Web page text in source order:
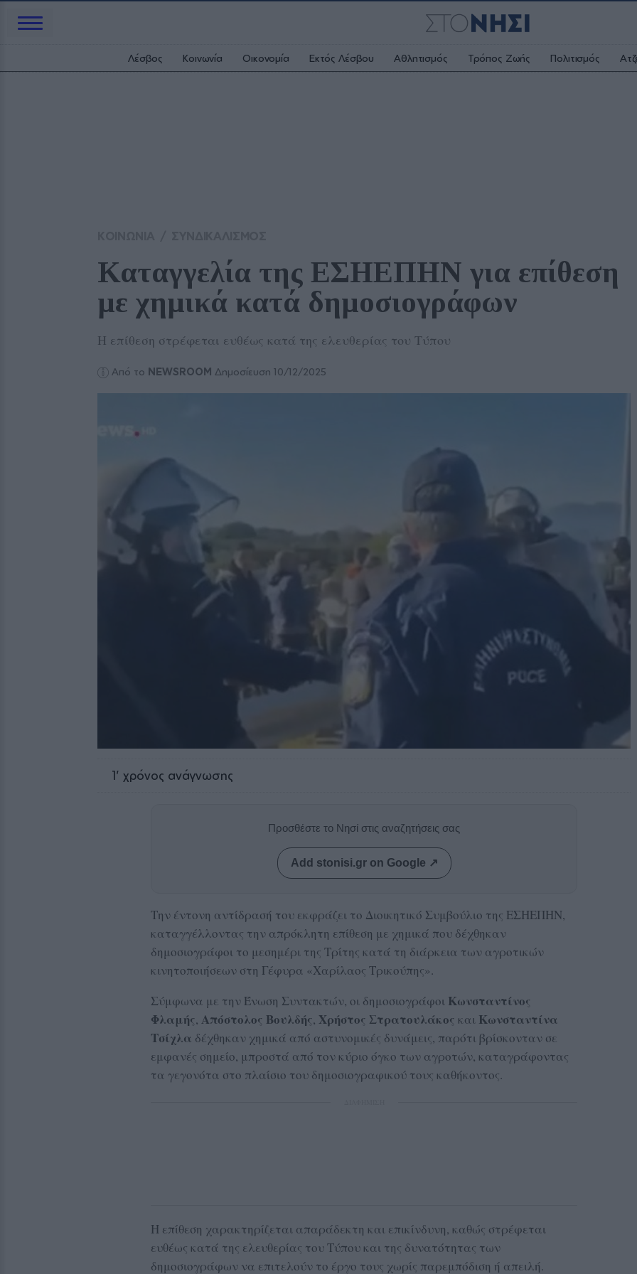
Λέσβος Κοινωνία Οικονομία Εκτός Λέσβου Αθλητισμός Τρόπος Ζωής Πολιτισμός
Καταγγελία της ΕΣΗΕΠΗΝ για επίθεση
με χημικά κατά δημοσιογράφων
Η επίθεση στρέφεται ευθέως κατά της ελευθερίας του Τύπου
Από το NEWSROOM Δημοσίευση 10/12/2025
1' χρόνος ανάγνωσης
Προσθέστε το Νησί στις αναζητήσεις σας
Add stonisi.gr on Google ↗
Την έντονη αντίδρασή του εκφράζει το Διοικητικό Συμβούλιο της ΕΣΗΕΠΗΝ,
καταγγέλλοντας την απρόκλητη επίθεση με χημικά που δέχθηκαν
δημοσιογράφοι το μεσημέρι της Τρίτης κατά τη διάρκεια των αγροτικών
κινητοποιήσεων στη Γέφυρα «Χαρίλαος Τρικούπης».
Σύμφωνα με την Ένωση Συντακτών, οι δημοσιογράφοι Κωνσταντίνος
Φλαμής, Απόστολος Βουλδής, Χρήστος Στρατουλάκος και Κωνσταντίνα
Τσίχλα δέχθηκαν χημικά από αστυνομικές δυνάμεις, παρότι βρίσκονταν σε
εμφανές σημείο, μπροστά από τον κύριο όγκο των αγροτών, καταγράφοντας
τα γεγονότα στο πλαίσιο του δημοσιογραφικού τους καθήκοντος.
Η επίθεση χαρακτηρίζεται απαράδεκτη και επικίνδυνη, καθώς στρέφεται
ευθέως κατά της ελευθερίας του Τύπου και της δυνατότητας των
δημοσιογράφων να επιτελούν το έργο τους χωρίς παρεμπόδιση ή απειλή.